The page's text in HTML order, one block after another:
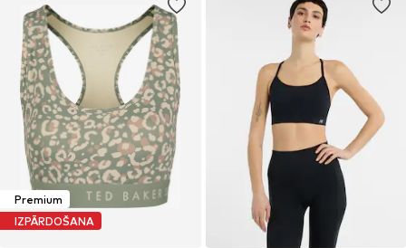
Premium
IZPĀRDOŠANA